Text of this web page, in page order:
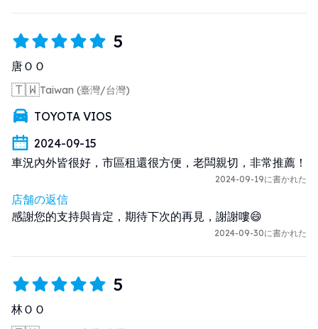
5
唐ＯＯ
🇹🇼Taiwan (臺灣/台灣)
TOYOTA VIOS
2024-09-15
車況內外皆很好，市區租還很方便，老闆親切，非常推薦！
2024-09-19に書かれた
店舗の返信
感謝您的支持與肯定，期待下次的再見，謝謝嘍😄
2024-09-30に書かれた
5
林ＯＯ